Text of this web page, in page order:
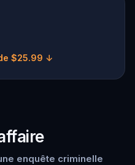
$25.99 ↓
enquête criminelle